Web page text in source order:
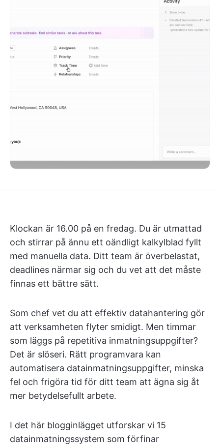
Klockan är 16.00 på en fredag. Du är utmattad
och stirrar på ännu ett oändligt kalkylblad fyllt
med manuella data. Ditt team är överbelastat,
deadlines närmar sig och du vet att det måste
finnas ett bättre sätt.
Som chef vet du att effektiv datahantering gör
att verksamheten flyter smidigt. Men timmar
som läggs på repetitiva inmatningsuppgifter?
Det är slöseri. Rätt programvara kan
automatisera datainmatningsuppgifter, minska
fel och frigöra tid för ditt team att ägna sig åt
mer betydelsefullt arbete.
I det här blogginlägget utforskar vi 15
datainmatningssystem som förfinar